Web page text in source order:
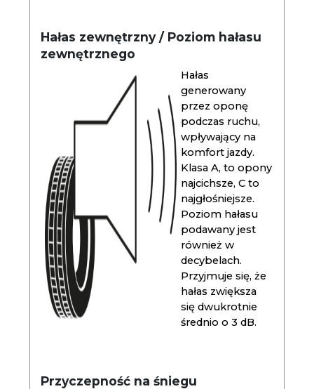
Hałas zewnętrzny / Poziom hałasu
zewnętrznego
Hałas
generowany
przez oponę
podczas ruchu,
wpływający na
komfort jazdy.
Klasa A, to opony
najcichsze, C to
najgłośniejsze.
Poziom hałasu
podawany jest
również w
decybelach.
Przyjmuje się, że
hałas zwiększa
się dwukrotnie
średnio o 3 dB.
Przyczepność na śniegu